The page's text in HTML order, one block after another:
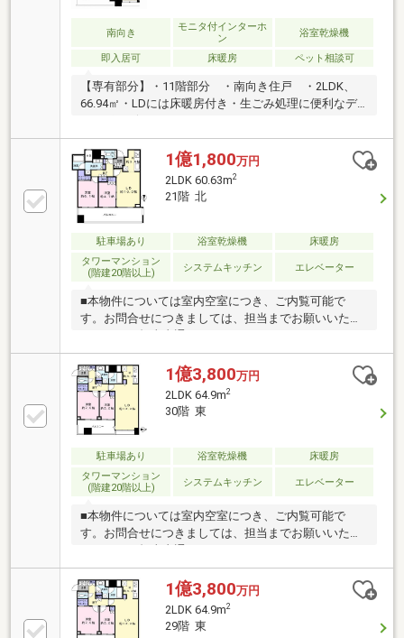
南向き
モニタ付インターホ
ン
浴室乾燥機
即入居可 床暖房 ペット相談可
【専有部分】・11階部分 ・南向き住戸 ・2LDK、
66.94㎡・LDには床暖房付き・生ごみ処理に便利なデ
イズバスルーム、浴室換気乾燥機・ペット飼育可（規
約による）【共用施設】（一部有料）・コンシェルジ
ュサービス・フィットネスルーム・パーティールー
ム・テレワークラウンジ・スカイラウンジ・各階クリ
ーンステーションあり
1億1,800万円
2LDK 60.63m2
21階 北
駐車場あり 浴室乾燥機
床暖房
タワーマンション
(階建20階以上)
システムキッチン エレベーター
■本物件については室内空室につき、ご内覧可能で
す。お問合せにつきましては、担当までお願いいたし
【交通】■大阪メトロ谷町線「東梅田」駅 徒歩2分■
大阪メトロ御堂筋線「梅田」駅 徒歩3分■ＪＲ大阪環
状線「大阪」駅 徒歩5分【専有部】■北向き■食器洗
乾燥機有■浴室暖房乾燥有■床暖房有■ディスポーザー
有【共用設備】■2階：コンシェルジュサービス■3階：
フィットネスルーム■9階：テレワークラウンジ、パー
ティールーム■32階：スカイラウンジ■各フロアにゴミ
捨て場あり（２４時間可）■ペット飼育可（規約制限
あり）
1億3,800万円
2LDK 64.9m2
30階 東
駐車場あり 浴室乾燥機
床暖房
タワーマンション
(階建20階以上)
システムキッチン エレベーター
■本物件については室内空室につき、ご内覧可能で
す。お問合せにつきましては、担当までお願いいたし
【交通】■大阪メトロ谷町線「東梅田」駅 徒歩2分■
大阪メトロ御堂筋線「梅田」駅 徒歩3分■ＪＲ大阪環
状線「大阪」駅 徒歩5分【専有部】■東向き■食器洗
乾燥機有■浴室暖房乾燥有■床暖房有■ディスポーザー
1億3,800万円
2LDK 64.9m2
29階 東